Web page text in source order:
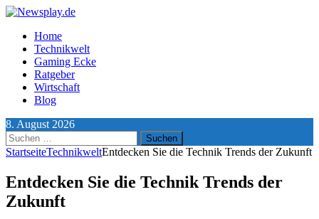
Home
Technikwelt
Gaming Ecke
Ratgeber
Wirtschaft
Blog
8. August 2026
Suchen
nach:
StartseiteTechnikweltEntdecken Sie die Technik Trends der Zukunft
Entdecken Sie die Technik Trends der
Zukunft